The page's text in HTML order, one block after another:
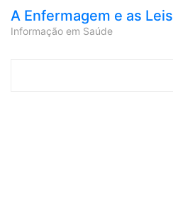
A Enfermagem e as Leis
Informação em Saúde